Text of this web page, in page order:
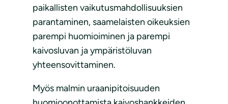
paikallisten vaikutusmahdollisuuksien
parantaminen, saamelaisten oikeuksien
parempi huomioiminen ja parempi
kaivosluvan ja ympäristöluvan
yhteensovittaminen.
Myös malmin uraanipitoisuuden